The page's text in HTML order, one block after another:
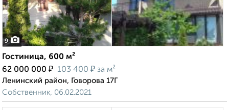
9
Гостиница, 600 м²
62 000 000 ₽ 103 400 ₽ за м²
Ленинский район, Говорова 17Г
Собственник, 06.02.2021